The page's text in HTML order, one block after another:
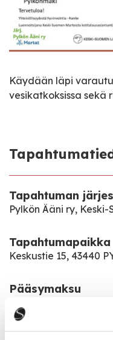
Käydään läpi
vesikatkoksissa
Tapahtuman
Pylkön Ääni ry,
Tapahtumapaikka
Keskustie 15, 43440
Pääsymaksu